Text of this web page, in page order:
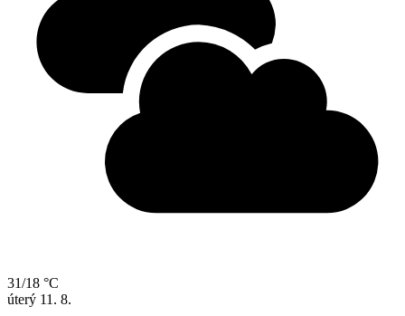
31/18 °C
úterý 11. 8.